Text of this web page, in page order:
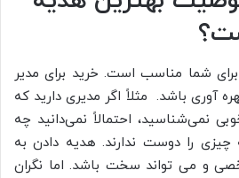
شما مناسب است. خرید برای مدیر
آوری باشد. مثلاً اگر مدیری دارید که
نمی‌شناسید، احتمالاً نمی‌دانید چه
را دوست ندارند. هدیه دادن به
و می تواند سخت باشد. اما نگران